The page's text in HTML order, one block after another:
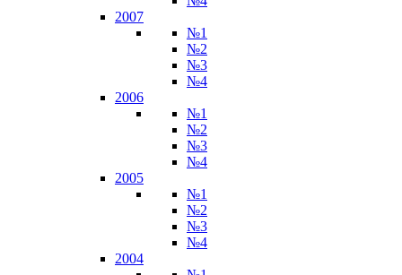
2007
№1
№2
№3
№4
2006
№1
№2
№3
№4
2005
№1
№2
№3
№4
2004